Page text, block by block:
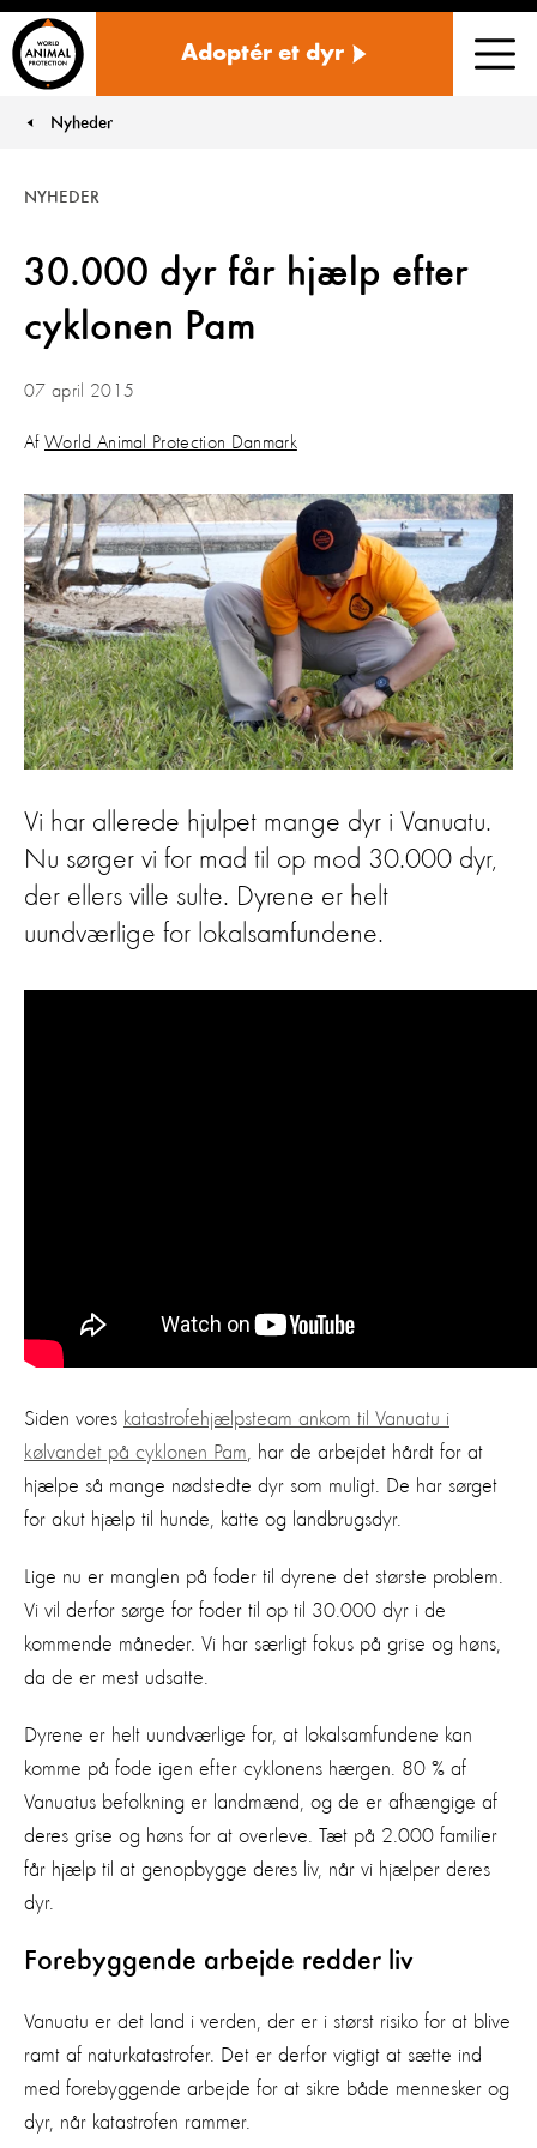
Adoptér et dyr
You are here:
Nyheder
30.000 dyr får hjælp efter
cyklonen Pam
NYHEDER
07 april 2015
Af World Animal Protection Danmark
Vi har allerede hjulpet mange dyr i Vanuatu.
Nu sørger vi for mad til op mod 30.000 dyr,
der ellers ville sulte. Dyrene er helt
uundværlige for lokalsamfundene.
Siden vores katastrofehjælpsteam ankom til Vanuatu i
kølvandet på cyklonen Pam , har de arbejdet hårdt for at
hjælpe så mange nødstedte dyr som muligt. De har sørget
for akut hjælp til hunde, katte og landbrugsdyr.
Lige nu er manglen på foder til dyrene det største problem.
Vi vil derfor sørge for foder til op til 30.000 dyr i de
kommende måneder. Vi har særligt fokus på grise og høns,
da de er mest udsatte.
Dyrene er helt uundværlige for, at lokalsamfundene kan
komme på fode igen efter cyklonens hærgen. 80 % af
Vanuatus befolkning er landmænd, og de er afhængige af
deres grise og høns for at overleve. Tæt på 2.000 familier
får hjælp til at genopbygge deres liv, når vi hjælper deres
dyr.
Forebyggende arbejde redder liv
Vanuatu er det land i verden, der er i størst risiko for at blive
ramt af naturkatastrofer. Det er derfor vigtigt at sætte ind
med forebyggende arbejde for at sikre både mennesker og
dyr, når katastrofen rammer.